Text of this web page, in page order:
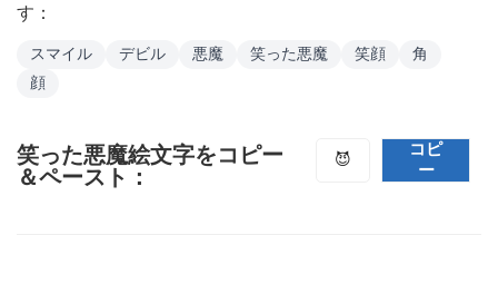
す：
スマイル デビル 悪魔 笑った悪魔 笑顔
角
顔
笑った悪魔絵文字をコピー
＆ペースト：
😈
コピ
ー